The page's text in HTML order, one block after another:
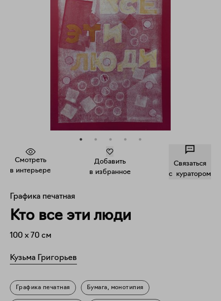
Смотреть
в интерьере
Добавить
в избранное
Связаться
c куратором
Графика печатная
Кто все эти люди
100 x 70 см
Кузьма Григорьев
Графика печатная Бумага, монотипия